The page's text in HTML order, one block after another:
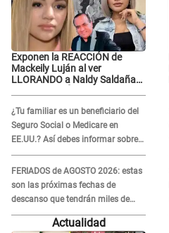
Exponen la REACCIÓN de
Mackeily Luján al ver
LLORANDO a Naldy Saldaña
¿Tu familiar es un beneficiario del
Seguro Social o Medicare en
EE.UU.? Así debes informar sobre
su muerte para EVITAR COBROS
FERIADOS de AGOSTO 2026: estas
son las próximas fechas de
descanso que tendrán miles de
peruanos
Actualidad